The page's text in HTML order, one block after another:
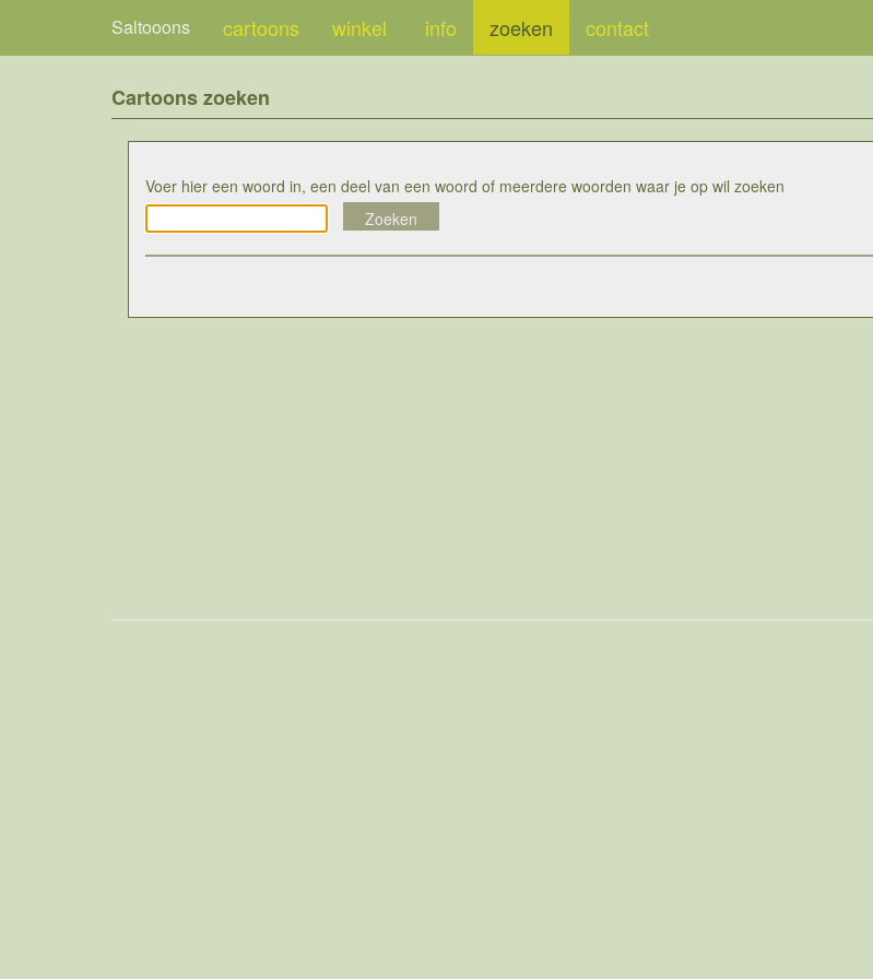
Saltooons cartoons winkel info zoeken contact
Cartoons zoeken
Voer hier een woord in, een deel van een woord of meerdere woorden waar je op wil zoeken